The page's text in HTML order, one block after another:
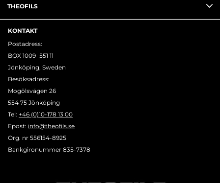
THEOFILS
KONTAKT
Postadress:
BOX 1009 551 11
Jönköping, Sweden
Besöksadress:
Mogölsvägen 26
554 75 Jönköping
Tel: +46 (0)10-178 13 00
Epost: info@theofils.se
Org. nr 556154-8925
Bankgironummer 835-7378